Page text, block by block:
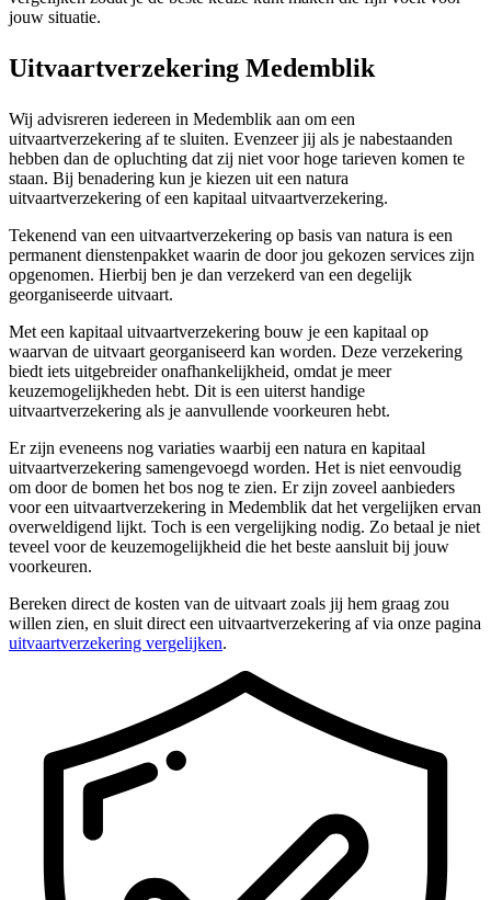
jouw situatie.
Uitvaartverzekering Medemblik
Wij advisreren iedereen in Medemblik aan om een
uitvaartverzekering af te sluiten. Evenzeer jij als je nabestaanden
hebben dan de opluchting dat zij niet voor hoge tarieven komen te
staan. Bij benadering kun je kiezen uit een natura
uitvaartverzekering of een kapitaal uitvaartverzekering.
Tekenend van een uitvaartverzekering op basis van natura is een
permanent dienstenpakket waarin de door jou gekozen services zijn
opgenomen. Hierbij ben je dan verzekerd van een degelijk
georganiseerde uitvaart.
Met een kapitaal uitvaartverzekering bouw je een kapitaal op
waarvan de uitvaart georganiseerd kan worden. Deze verzekering
biedt iets uitgebreider onafhankelijkheid, omdat je meer
keuzemogelijkheden hebt. Dit is een uiterst handige
uitvaartverzekering als je aanvullende voorkeuren hebt.
Er zijn eveneens nog variaties waarbij een natura en kapitaal
uitvaartverzekering samengevoegd worden. Het is niet eenvoudig
om door de bomen het bos nog te zien. Er zijn zoveel aanbieders
voor een uitvaartverzekering in Medemblik dat het vergelijken ervan
overweldigend lijkt. Toch is een vergelijking nodig. Zo betaal je niet
teveel voor de keuzemogelijkheid die het beste aansluit bij jouw
voorkeuren.
Bereken direct de kosten van de uitvaart zoals jij hem graag zou
willen zien, en sluit direct een uitvaartverzekering af via onze pagina
uitvaartverzekering vergelijken.